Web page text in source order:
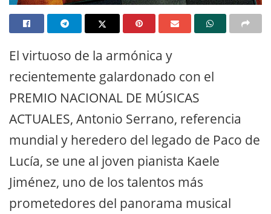
El virtuoso de la armónica y
recientemente galardonado con el
PREMIO NACIONAL DE MÚSICAS
ACTUALES, Antonio Serrano, referencia
mundial y heredero del legado de Paco de
Lucía, se une al joven pianista Kaele
Jiménez, uno de los talentos más
prometedores del panorama musical